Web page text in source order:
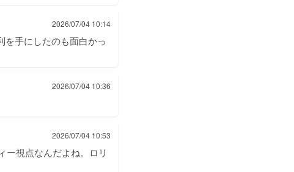
2026/07/04 10:14
を手にしたのも面白かっ
2026/07/04 10:36
2026/07/04 10:53
ー視点なんだよね。ロリ